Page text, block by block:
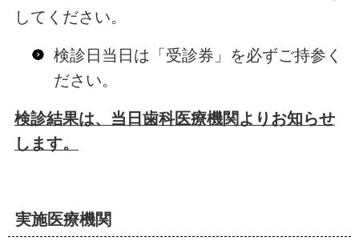
してください。
検診日当日は「受診券」を必ずご持参く
ださい。
検診結果は、当日歯科医療機関よりお知らせ
します。
実施医療機関